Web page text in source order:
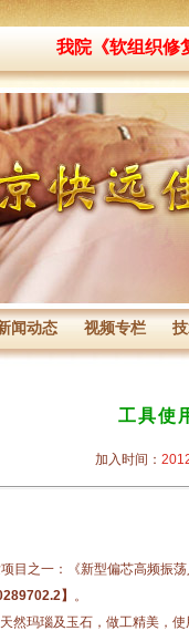
我院《软组织
闻动态 视频专栏
工具使
加入时间：
之一：《新型偏芯高频振荡
】 。
玛瑙及玉石，做工精美，